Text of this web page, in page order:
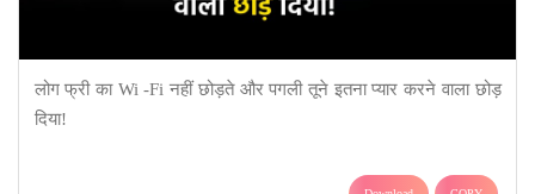
लोग फ्री का Wi -Fi नहीं छोड़ते और पगली तूने इतना प्यार करने वाला छोड़
दिया!